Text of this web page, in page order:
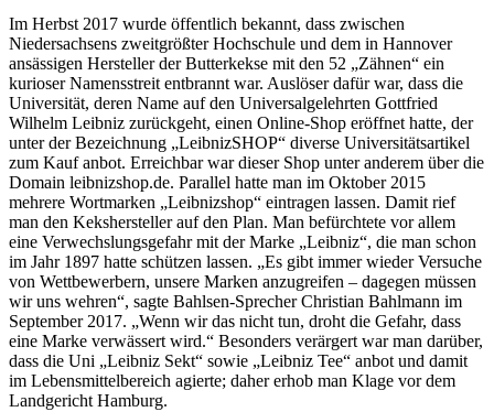
Im Herbst 2017 wurde öffentlich bekannt, dass zwischen
Niedersachsens zweitgrößter Hochschule und dem in Hannover
ansässigen Hersteller der Butterkekse mit den 52 „Zähnen“ ein
kurioser Namensstreit entbrannt war. Auslöser dafür war, dass die
Universität, deren Name auf den Universalgelehrten Gottfried
Wilhelm Leibniz zurückgeht, einen Online-Shop eröffnet hatte, der
unter der Bezeichnung „LeibnizSHOP“ diverse Universitätsartikel
zum Kauf anbot. Erreichbar war dieser Shop unter anderem über die
Domain leibnizshop.de. Parallel hatte man im Oktober 2015
mehrere Wortmarken „Leibnizshop“ eintragen lassen. Damit rief
man den Kekshersteller auf den Plan. Man befürchtete vor allem
eine Verwechslungsgefahr mit der Marke „Leibniz“, die man schon
im Jahr 1897 hatte schützen lassen. „Es gibt immer wieder Versuche
von Wettbewerbern, unsere Marken anzugreifen – dagegen müssen
wir uns wehren“, sagte Bahlsen-Sprecher Christian Bahlmann im
September 2017. „Wenn wir das nicht tun, droht die Gefahr, dass
eine Marke verwässert wird.“ Besonders verärgert war man darüber,
dass die Uni „Leibniz Sekt“ sowie „Leibniz Tee“ anbot und damit
im Lebensmittelbereich agierte; daher erhob man Klage vor dem
Landgericht Hamburg.